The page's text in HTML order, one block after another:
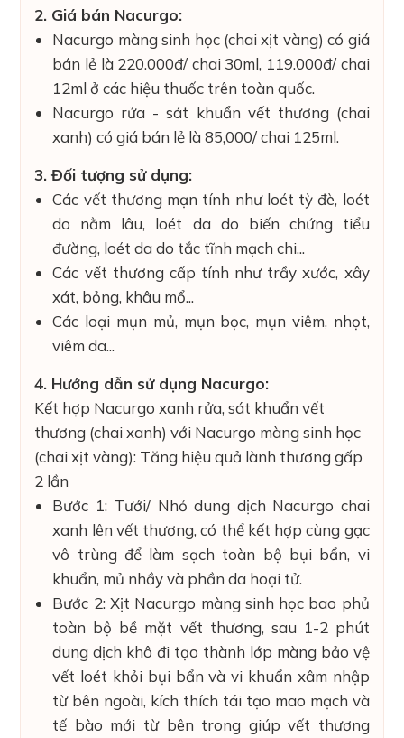
2. Giá bán Nacurgo:
Nacurgo màng sinh học (chai xịt vàng) có giá
bán lẻ là 220.000đ/ chai 30ml, 119.000đ/ chai
12ml ở các hiệu thuốc trên toàn quốc.
Nacurgo rửa - sát khuẩn vết thương (chai
xanh) có giá bán lẻ là 85,000/ chai 125ml.
3. Đối tượng sử dụng:
Các vết thương mạn tính như loét tỳ đè, loét
do nằm lâu, loét da do biến chứng tiểu
đường, loét da do tắc tĩnh mạch chi...
Các vết thương cấp tính như trầy xước, xây
xát, bỏng, khâu mổ...
Các loại mụn mủ, mụn bọc, mụn viêm, nhọt,
viêm da...
4. Hướng dẫn sử dụng Nacurgo:
Kết hợp Nacurgo xanh rửa, sát khuẩn vết
thương (chai xanh) với Nacurgo màng sinh học
(chai xịt vàng): Tăng hiệu quả lành thương gấp
2 lần
Bước 1: Tưới/ Nhỏ dung dịch Nacurgo chai
xanh lên vết thương, có thể kết hợp cùng gạc
vô trùng để làm sạch toàn bộ bụi bẩn, vi
khuẩn, mủ nhầy và phần da hoại tử.
Bước 2: Xịt Nacurgo màng sinh học bao phủ
toàn bộ bề mặt vết thương, sau 1-2 phút
dung dịch khô đi tạo thành lớp màng bảo vệ
vết loét khỏi bụi bẩn và vi khuẩn xâm nhập
từ bên ngoài, kích thích tái tạo mao mạch và
tế bào mới từ bên trong giúp vết thương